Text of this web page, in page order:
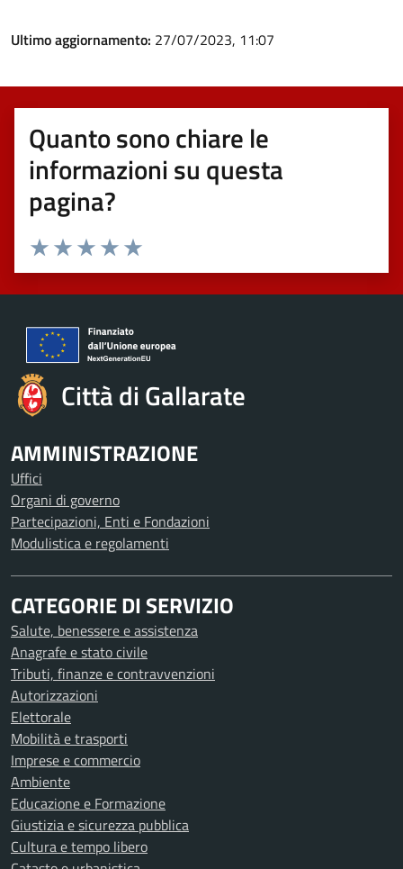
Ultimo aggiornamento: 27/07/2023, 11:07
Quanto sono chiare le
informazioni su questa
pagina?
Valuta 5 stelle su 5
Valuta 4 stelle su 5
Valuta 3 stelle su 5
Valuta 2 stelle su 5
Valuta 1 stelle su 5
Città di Gallarate
AMMINISTRAZIONE
Uffici
Organi di governo
Partecipazioni, Enti e Fondazioni
Modulistica e regolamenti
CATEGORIE DI SERVIZIO
Salute, benessere e assistenza
Anagrafe e stato civile
Tributi, finanze e contravvenzioni
Autorizzazioni
Elettorale
Mobilità e trasporti
Imprese e commercio
Ambiente
Educazione e Formazione
Giustizia e sicurezza pubblica
Cultura e tempo libero